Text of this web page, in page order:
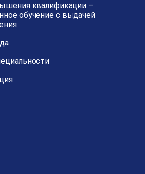
квалификации –
обучение с выдачей